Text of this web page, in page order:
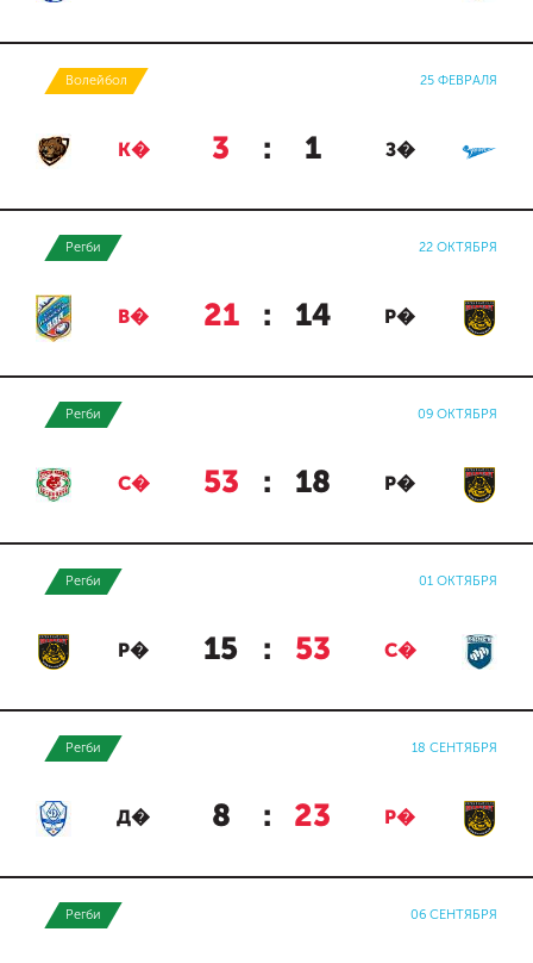
Волейбол 25 ФЕВРАЛЯ
К� 3 : 1 З�
Регби 22 ОКТЯБРЯ
В� 21 : 14 Р�
Регби 09 ОКТЯБРЯ
С� 53 : 18 Р�
Регби 01 ОКТЯБРЯ
Р� 15 : 53 С�
Регби 18 СЕНТЯБРЯ
Д� 8 : 23 Р�
Регби 06 СЕНТЯБРЯ